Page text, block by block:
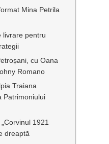
Mina Petrila
livrare pentru
cu Oana
Romano
Traiana
Patrimoniului
1921
dreaptă